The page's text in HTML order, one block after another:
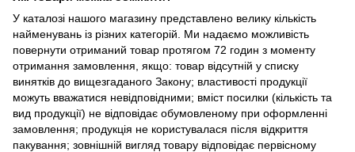
У каталозі нашого магазину представлено велику кількість
найменувань із різних категорій. Ми надаємо можливість
повернути отриманий товар протягом 72 годин з моменту
отримання замовлення, якщо: товар відсутній у списку
винятків до вищезгаданого Закону; властивості продукції
можуть вважатися невідповідними; вміст посилки (кількість та
вид продукції) не відповідає обумовленому при оформленні
замовлення; продукція не користувалася після відкриття
пакування; зовнішній вигляд товару відповідає первісному